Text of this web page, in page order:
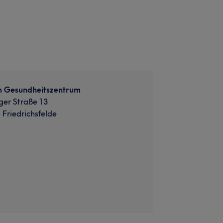
Gesundheitszentrum
Straße 13
Friedrichsfelde